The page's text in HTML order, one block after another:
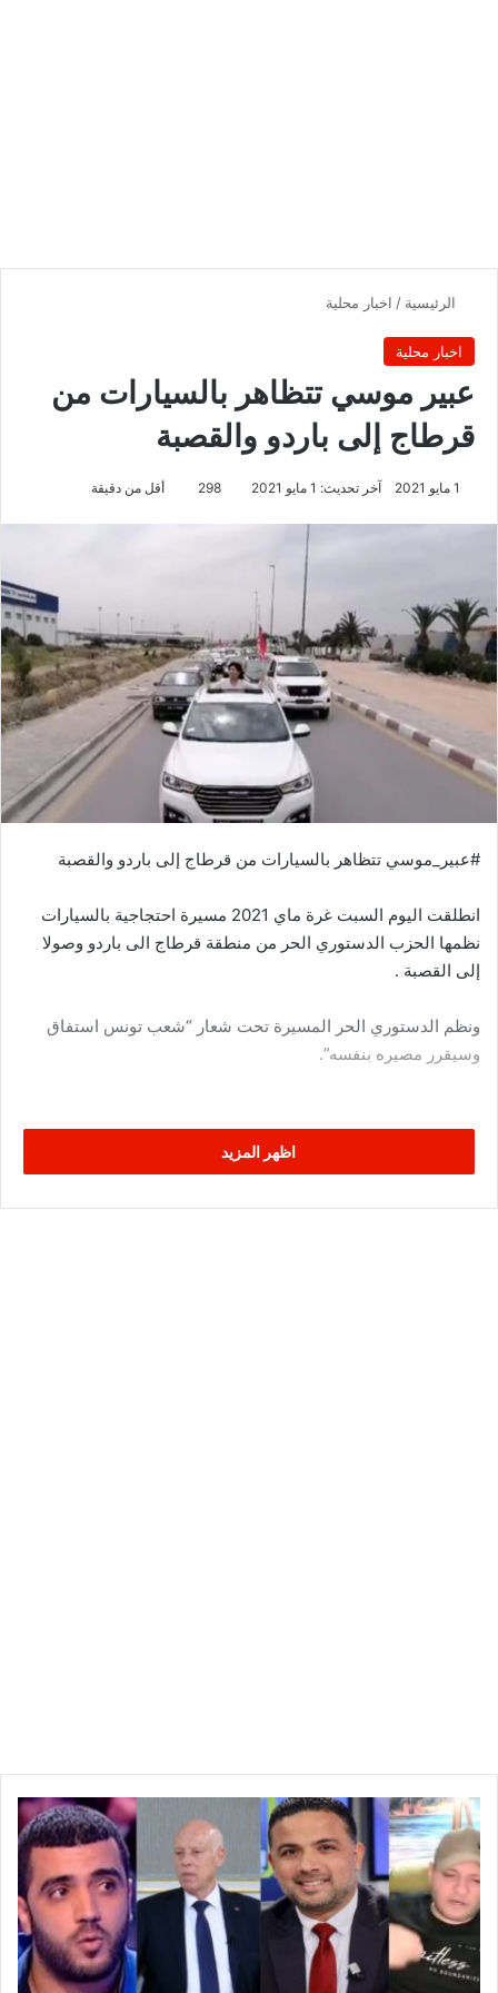
الرئيسية / اخبار محلية
اخبار محلية
عبير موسي تتظاهر بالسيارات من
قرطاج إلى باردو والقصبة
1 مايو 2021 آخر تحديث: 1 مايو 2021 298 أقل من دقيقة
#عبير_موسي تتظاهر بالسيارات من قرطاج إلى باردو والقصبة
انطلقت اليوم السبت غرة ماي 2021 مسيرة احتجاجية بالسيارات
نظمها الحزب الدستوري الحر من منطقة قرطاج الى باردو وصولا
إلى القصبة .
ونظم الدستوري الحر المسيرة تحت شعار “شعب تونس استفاق
وسيقرر مصيره بنفسه”.
اظهر المزيد
فيديو
يكشف
استنجاد
مخلوف
والخياري
بـ”اسرائيلي”
من
أجل